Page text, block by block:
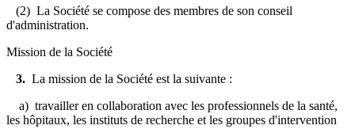
(2) La Société se compose des membres de son conseil
d'administration.
Mission de la Société
3. La mission de la Société est la suivante :
a) travailler en collaboration avec les professionnels de la santé,
les hôpitaux, les instituts de recherche et les groupes d'intervention